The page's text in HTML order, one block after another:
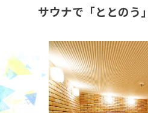
サウナで「ととのう